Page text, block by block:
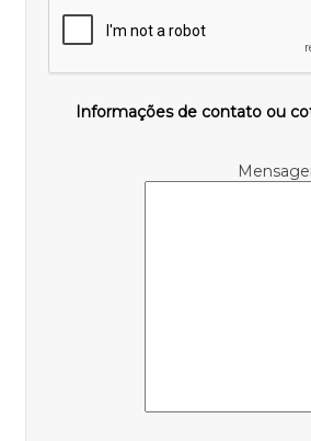
Informações de contato ou